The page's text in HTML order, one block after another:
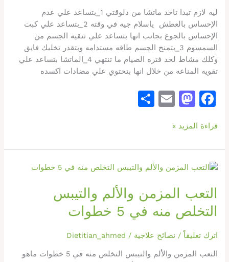
ليه لازم تبدا تاخد ماتشا من دلوقتي 1_بتساعد علي عدم
الإحساس بالعطش ياسلام جيه في وقته 2_بتساعد علي كبت
الإحساس بالجوع بجانب انها بتساعد علي تنقيه الجسم من
السمسوم 3_بتمنح الجسم طاقه مستدامه وبتقدر تخليك فايق
وكلك مشاط لحد فتره الصيام ما تنتهي 4_الماتشا بتساعد علي
تقويه المناعه من خلال انها بتحتوي علي مضادات اكسده
F
c
e
b
o
k
M
st
o
d
n
E
l
e
دلوقتي
قراءة المزيد »
التعب المزمن والألم والتيبس
التخلص منه في 5 خطوات
اترك تعليقاً / نصائح علاجية /
Dietitian_ahmed
التعب المزمن والألم والتيبس التخلص منه في 5 خطوات ماهو
التعب
والألم
التخلص
في
5